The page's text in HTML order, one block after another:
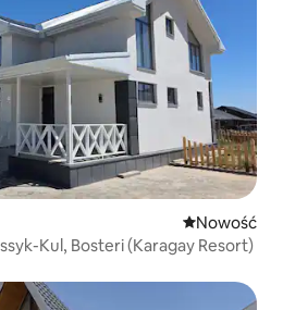
Nowe
Nowość
Kul, Bosteri (Karagay Resort)